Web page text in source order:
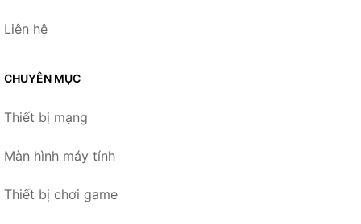
Liên hệ
CHUYÊN MỤC
Thiết bị mạng
Màn hình máy tính
Thiết bị chơi game